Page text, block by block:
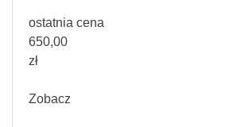
ostatnia cena
650,00
zł
Zobacz